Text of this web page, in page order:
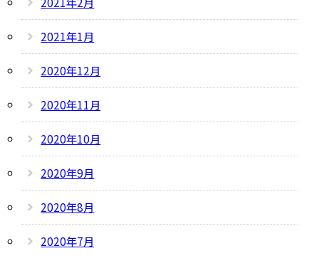
2021年1月
2020年12月
2020年11月
2020年10月
2020年9月
2020年8月
2020年7月